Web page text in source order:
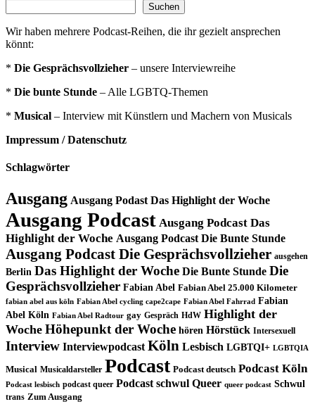
Suchen
Wir haben mehrere Podcast-Reihen, die ihr gezielt ansprechen
könnt:
* Die Gesprächsvollzieher – unsere Interviewreihe
* Die bunte Stunde – Alle LGBTQ-Themen
* Musical – Interview mit Künstlern und Machern von Musicals
Impressum / Datenschutz
Schlagwörter
Ausgang Ausgang Podast Das Highlight der Woche
Ausgang Podcast Ausgang Podcast Das
Highlight der Woche Ausgang Podcast Die Bunte Stunde
Ausgang Podcast Die Gesprächsvollzieher ausgehen
Berlin Das Highlight der Woche Die Bunte Stunde Die
Gesprächsvollzieher Fabian Abel Fabian Abel 25.000 Kilometer
fabian abel aus köln Fabian Abel cycling cape2cape Fabian Abel Fahrrad Fabian
Abel Köln Fabian Abel Radtour gay Gespräch HdW Highlight der
Woche Höhepunkt der Woche hören Hörstück Intersexuell
Interview Interviewpodcast Köln Lesbisch LGBTQI+ LGBTQIA
Musical Musicaldarsteller Podcast Podcast deutsch Podcast Köln
Podcast lesbisch podcast queer Podcast schwul Queer queer podcast Schwul
trans Zum Ausgang